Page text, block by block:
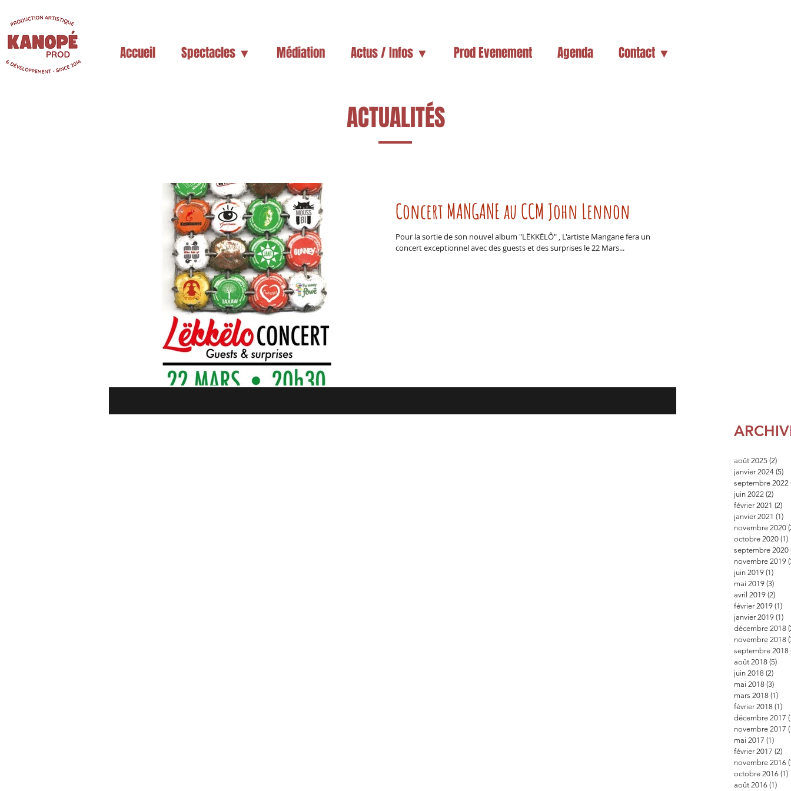
Accueil Spectacles ▼ Médiation Actus / Infos ▼ Prod Evenement Agenda Contact ▼
ACTUALITÉS
Concert MANGANE au CCM John Lennon
Pour la sortie de son nouvel album "LËKKËLÔ" , L'artiste Mangane fera un
concert exceptionnel avec des guests et des surprises le 22 Mars...
août 2025 (2)
janvier 2024 (5)
septembre 2022
juin 2022 (2)
février 2021 (2)
janvier 2021 (1)
novembre 2020
octobre 2020 (1)
septembre 2020
novembre 2019
juin 2019 (1)
mai 2019 (3)
avril 2019 (2)
février 2019 (1)
janvier 2019 (1)
décembre 2018
novembre 2018
septembre 2018
août 2018 (5)
juin 2018 (2)
mai 2018 (3)
mars 2018 (1)
février 2018 (1)
décembre 2017
novembre 2017
mai 2017 (1)
février 2017 (2)
novembre 2016
octobre 2016 (1)
août 2016 (1)